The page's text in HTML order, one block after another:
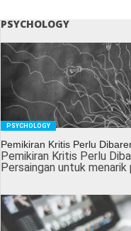
PSYCHOLOGY
PSYCHOLOGY
Pemikiran Kritis Perlu
Pemikiran Kritis Perlu
Persaingan untuk